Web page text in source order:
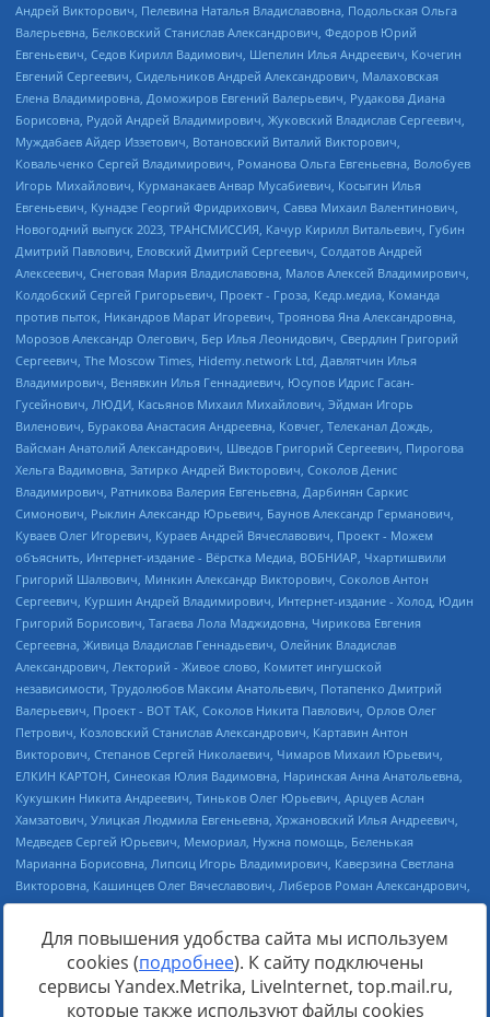
https://minjust.gov.ru/uploaded/files/reestr-
inostrannyih-agentov-22-03-2024.pdfданные на22.03.2024
Для повышения удобства сайта мы используем
cookies (подробнее). К сайту подключены
сервисы Yandex.Metrika, LiveInternet, top.mail.ru,
которые также используют файлы cookies